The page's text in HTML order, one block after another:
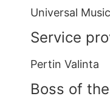
Universal
Service
Pertin Valinta
Boss of